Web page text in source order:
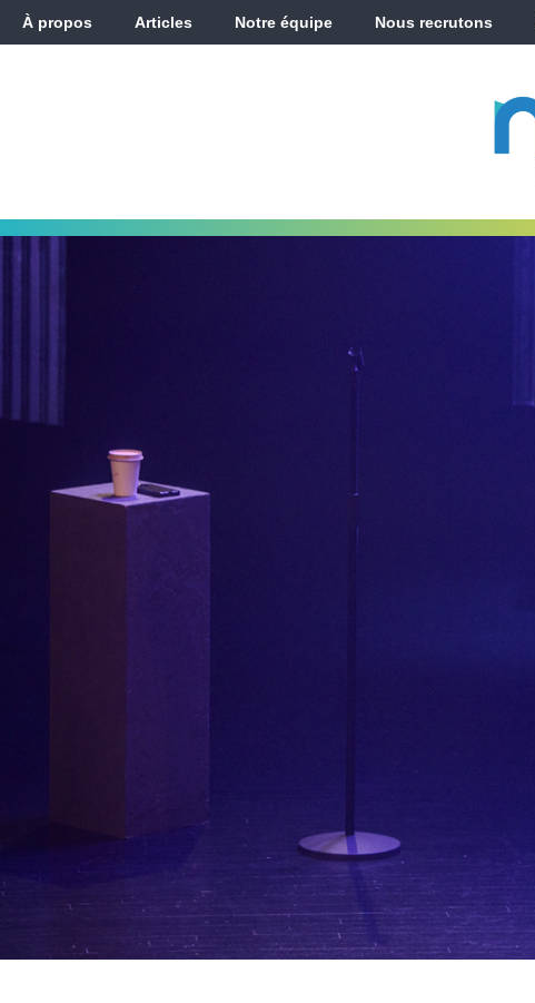
À propos Articles Notre équipe Nous recrutons